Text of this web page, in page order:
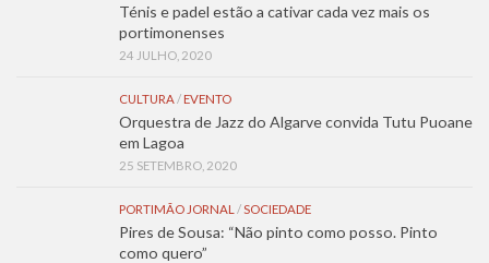
Ténis e padel estão a cativar cada vez mais os
portimonenses
24 JULHO, 2020
CULTURA / EVENTO
Orquestra de Jazz do Algarve convida Tutu Puoane
em Lagoa
25 SETEMBRO, 2020
PORTIMÃO JORNAL / SOCIEDADE
Pires de Sousa: “Não pinto como posso. Pinto
como quero”